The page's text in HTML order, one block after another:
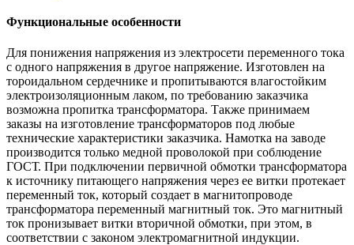
Функциональные особенности
Для понижения напряжения из электросети переменного тока
с одного напряжения в другое напряжение. Изготовлен на
тороидальном сердечнике и пропитываются влагостойким
электроизоляционным лаком, по требованию заказчика
возможна пропитка трансформатора. Также принимаем
заказы на изготовление трансформаторов под любые
технические характеристики заказчика. Намотка на заводе
производится только медной проволокой при соблюдение
ГОСТ. При подключении первичной обмотки трансформатора
к источнику питающего напряжения через ее витки протекает
переменный ток, который создает в магнитопроводе
трансформатора переменный магнитный ток. Это магнитный
ток пронизывает витки вторичной обмотки, при этом, в
соответствии с законом электромагнитной индукции.